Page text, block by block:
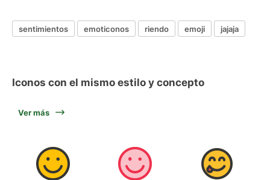
sentimientos emoticonos riendo emoji jajaja
Iconos con el mismo estilo y concepto
Ver más